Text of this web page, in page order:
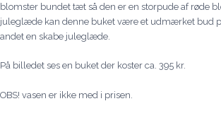
blomster bundet tæt så den er en storpude af røde
juleglæde kan denne buket være et udmærket bud
andet en skabe juleglæde.
På billedet ses en buket der koster ca. 395 kr.
OBS! vasen er ikke med i prisen.